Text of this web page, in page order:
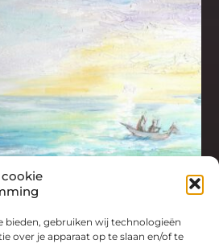
cookie
bieden, gebruiken wij technologieën
over je apparaat op te slaan en/of te